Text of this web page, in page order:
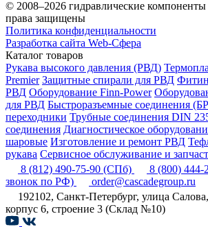
© 2008–2026 гидравлические
права защищены
Политика конфиденциальности
Разработка сайта Web-Сфера
Каталог товаров
Рукава высокого давления (РВД)
Premier Защитные спирали для РВД
РВД Оборудование Finn-Power
для РВД Быстроразъемные соединения
переходники Трубные соединения DIN
соединения Диагностическое
шаровые Изготовление и ремонт РВД
рукава Сервисное обслуживание и
8 (812) 490-75-90 (СПб) 8 (800) 444-
звонок по РФ)
order@cascadegroup.ru
192102, Санкт-Петербург, улица
корпус 6, строение 3 (Склад №10)